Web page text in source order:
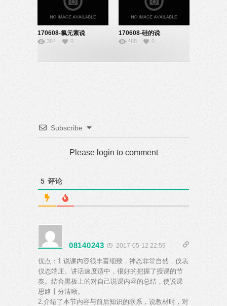
170608-氯元素说
课-08140120
364 0
170608-硅的说
课-08140239
468 0
Subscribe
Please login to comment
5 评论
08140243 2017-05-12 22:59
优点：1.说课内容很丰富细致，神态非常自然，仪表
仪态端庄。讲话速度适中，很好的把握了授课的节
奏。结合黑板上的对自己说课内容的总结，使说课
思路十分清晰。
2.介绍了本节内容与前后知识的联系，说教材时，对